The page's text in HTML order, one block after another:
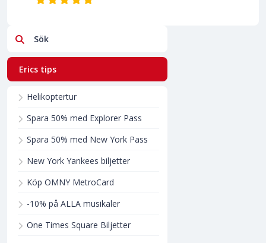
Sök
Erics tips
Helikoptertur
Spara 50% med Explorer Pass
Spara 50% med New York Pass
New York Yankees biljetter
Köp OMNY MetroCard
-10% på ALLA musikaler
One Times Square Biljetter